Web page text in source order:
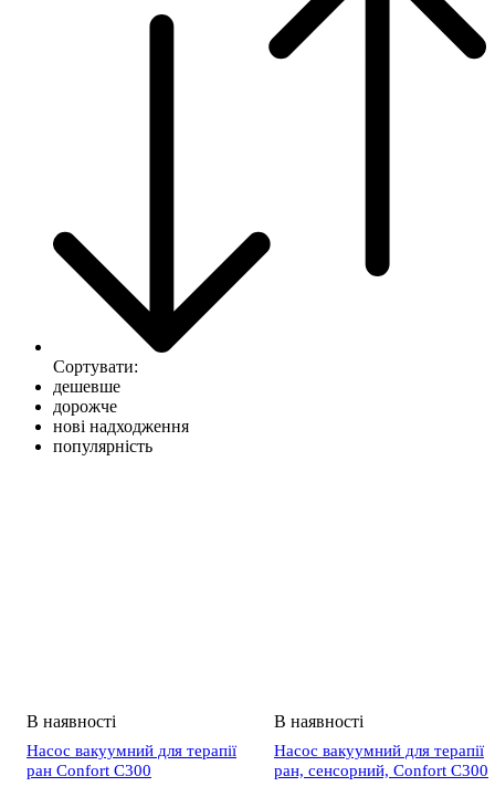
Сортувати:
дешевше
дорожче
нові надходження
популярність
Насос вакуумний для терапії
ран Confort C300
Насос вакуумний для терапії
ран, сенсорний, Confort C300